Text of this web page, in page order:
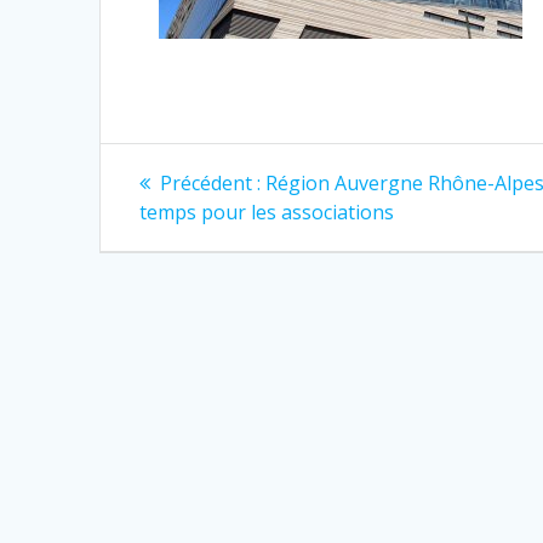
Navigation
de
Précédent : Article
précédent
Région Auvergne Rhône-
temps pour les associations